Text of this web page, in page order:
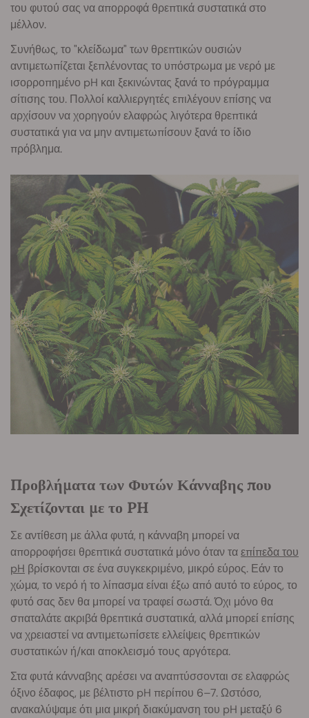
του φυτού σας να απορροφά θρεπτικά συστατικά στο
μέλλον.
Συνήθως, το "κλείδωμα" των θρεπτικών ουσιών
αντιμετωπίζεται ξεπλένοντας το υπόστρωμα με νερό με
ισορροπημένο pH και ξεκινώντας ξανά το πρόγραμμα
σίτισης του. Πολλοί καλλιεργητές επιλέγουν επίσης να
αρχίσουν να χορηγούν ελαφρώς λιγότερα θρεπτικά
συστατικά για να μην αντιμετωπίσουν ξανά το ίδιο
πρόβλημα.
Προβλήματα των Φυτών Κάνναβης που
Σχετίζονται με το PH
Σε αντίθεση με άλλα φυτά, η κάνναβη μπορεί να
απορροφήσει θρεπτικά συστατικά μόνο όταν ταεπίπεδα του
pH βρίσκονται σε ένα συγκεκριμένο, μικρό εύρος. Εάν το
χώμα, το νερό ή το λίπασμα είναι έξω από αυτό το εύρος, το
φυτό σας δεν θα μπορεί να τραφεί σωστά. Όχι μόνο θα
σπαταλάτε ακριβά θρεπτικά συστατικά, αλλά μπορεί επίσης
να χρειαστεί να αντιμετωπίσετε ελλείψεις θρεπτικών
συστατικών ή/και αποκλεισμό τους αργότερα.
Στα φυτά κάνναβης αρέσει να αναπτύσσονται σε ελαφρώς
όξινο έδαφος, με βέλτιστο pH περίπου 6–7. Ωστόσο,
ανακαλύψαμε ότι μια μικρή διακύμανση του pH μεταξύ 6